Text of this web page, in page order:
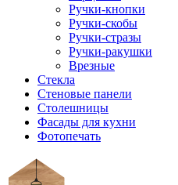
Ручки-кнопки
Ручки-скобы
Ручки-стразы
Ручки-ракушки
Врезные
Стекла
Стеновые панели
Столешницы
Фасады для кухни
Фотопечать